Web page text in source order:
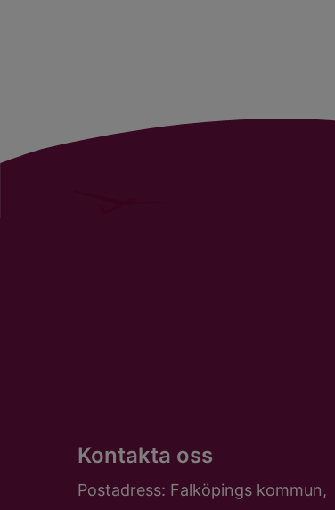
Kontakta oss
Postadress: Falköpings kommun,